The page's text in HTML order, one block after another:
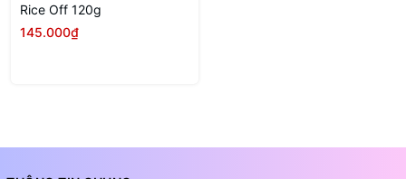
Rice Off 120g
145.000₫